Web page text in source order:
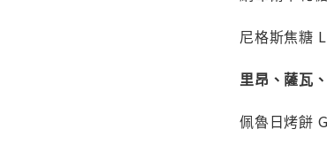
尼格斯焦糖
里昂、薩瓦
佩魯日烤餅